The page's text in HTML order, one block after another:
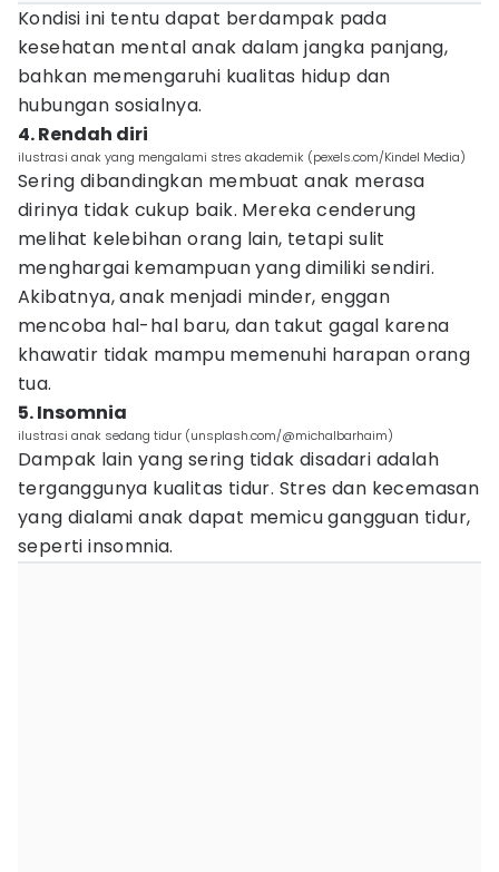
Kondisi ini tentu dapat berdampak pada
kesehatan mental anak dalam jangka panjang,
bahkan memengaruhi kualitas hidup dan
hubungan sosialnya.
4. Rendah diri
ilustrasi anak yang mengalami stres akademik (pexels.com/Kindel Media)
Sering dibandingkan membuat anak merasa
dirinya tidak cukup baik. Mereka cenderung
melihat kelebihan orang lain, tetapi sulit
menghargai kemampuan yang dimiliki sendiri.
Akibatnya, anak menjadi minder, enggan
mencoba hal-hal baru, dan takut gagal karena
khawatir tidak mampu memenuhi harapan orang
tua.
5. Insomnia
ilustrasi anak sedang tidur (unsplash.com/@michalbarhaim)
Dampak lain yang sering tidak disadari adalah
terganggunya kualitas tidur. Stres dan kecemasan
yang dialami anak dapat memicu gangguan tidur,
seperti insomnia.